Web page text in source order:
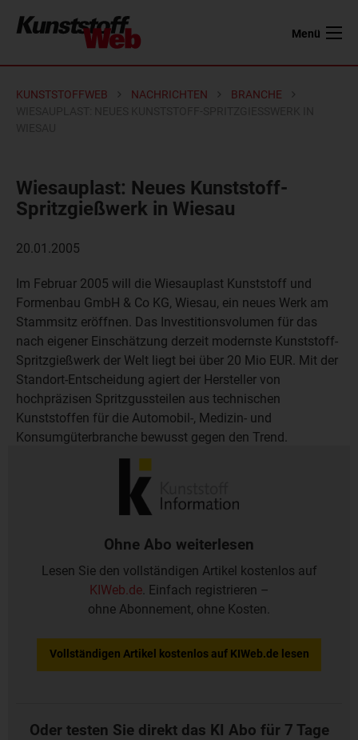
Menü
KUNSTSTOFFWEB NACHRICHTEN
BRANCHE
Wiesauplast: Neues Kunststoff-
Spritzgießwerk in Wiesau
20.01.2005
Im Februar 2005 will die Wiesauplast Kunststoff und
Formenbau GmbH & Co KG, Wiesau, ein neues Werk am
Stammsitz eröffnen. Das Investitionsvolumen für das
nach eigener Einschätzung derzeit modernste Kunststoff-
Spritzgießwerk der Welt liegt bei über 20 Mio EUR. Mit der
Standort-Entscheidung agiert der Hersteller von
hochpräzisen Spritzgussteilen aus technischen
Kunststoffen für die Automobil-, Medizin- und
Konsumgüterbranche bewusst gegen den Trend.
Wiesauplast erzielte 2004 mit 400 Mitarbeitern einen
Umsatz von über 45 Mio EUR.
Ohne Abo weiterlesen
Lesen Sie den vollständigen Artikel kostenlos auf
KIWeb.de. Einfach registrieren –
ohne Abonnement, ohne Kosten.
Vollständigen Artikel kostenlos auf KIWeb.de lesen
Oder testen Sie direkt das KI Abo für 7 Tage